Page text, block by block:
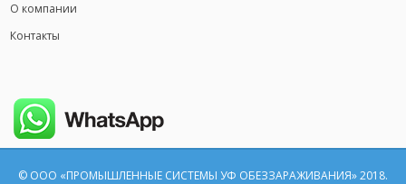
О компании
Контакты
© ООО «ПРОМЫШЛЕННЫЕ СИСТЕМЫ УФ ОБЕЗЗАРАЖИВАНИЯ» 2018.